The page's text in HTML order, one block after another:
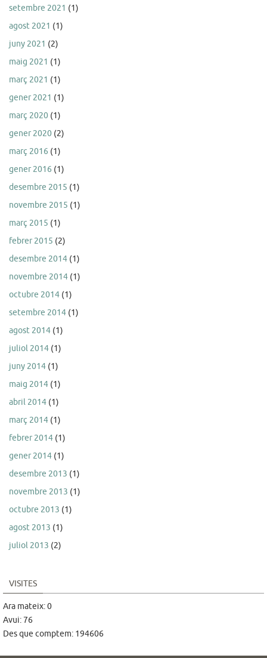
setembre 2021 (1)
agost 2021 (1)
juny 2021 (2)
maig 2021 (1)
març 2021 (1)
gener 2021 (1)
març 2020 (1)
gener 2020 (2)
març 2016 (1)
gener 2016 (1)
desembre 2015 (1)
novembre 2015 (1)
març 2015 (1)
febrer 2015 (2)
desembre 2014 (1)
novembre 2014 (1)
octubre 2014 (1)
setembre 2014 (1)
agost 2014 (1)
juliol 2014 (1)
juny 2014 (1)
maig 2014 (1)
abril 2014 (1)
març 2014 (1)
febrer 2014 (1)
gener 2014 (1)
desembre 2013 (1)
novembre 2013 (1)
octubre 2013 (1)
agost 2013 (1)
juliol 2013 (2)
VISITES
Ara mateix: 0
Avui: 76
Des que comptem: 194606